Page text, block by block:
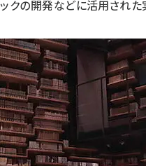
クの開発などに活用された